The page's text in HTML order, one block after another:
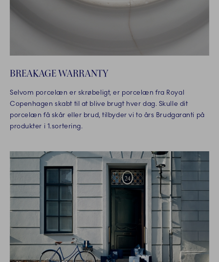
BREAKAGE WARRANTY
Selvom porcelæn er skrøbeligt, er porcelæn fra Royal
Copenhagen skabt til at blive brugt hver dag. Skulle dit
porcelæn få skår eller brud, tilbyder vi to års Brudgaranti på
produkter i 1.sortering.